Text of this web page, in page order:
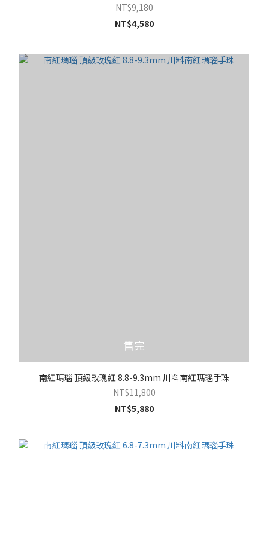
NT$9,180
NT$4,580
售完
南紅瑪瑙 頂級玫瑰紅 8.8-9.3mm 川料南紅瑪瑙手珠
NT$11,800
NT$5,880